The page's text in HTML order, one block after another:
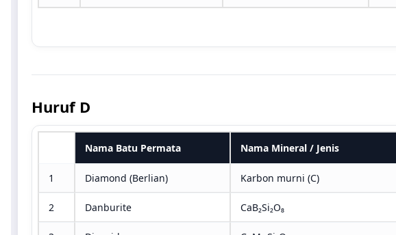
Huruf D
Nama Batu Permata Nama Mineral / Jenis
1 Diamond (Berlian) Karbon murni (C)
2 Danburite CaB₂Si₂O₈